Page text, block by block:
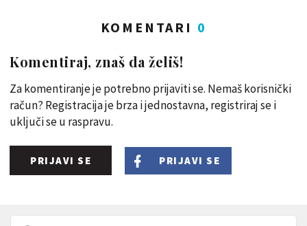
KOMENTARI 0
Komentiraj, znaš da želiš!
Za komentiranje je potrebno prijaviti se. Nemaš korisnički
račun? Registracija je brza i jednostavna, registriraj se i
uključi se u raspravu.
PRIJAVI SE PRIJAVI SE